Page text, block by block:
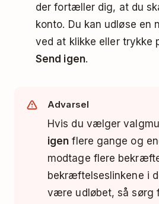
der fortæller dig, at du
konto. Du kan udløse en
ved at klikke eller trykke
Send igen.
Advarsel
Hvis du vælger
igen flere gange og
modtage flere
bekræftelseslinkene i
være udløbet, så sørg